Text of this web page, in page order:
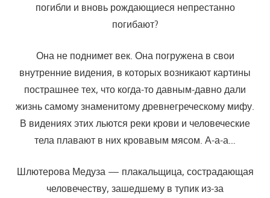
погибли и вновь рождающиеся непрестанно
погибают?
Она не поднимет век. Она погружена в свои
внутренние видения, в которых возникают картины
пострашнее тех, что когда-то давным-давно дали
жизнь самому знаменитому древнегреческому мифу.
В видениях этих льются реки крови и человеческие
тела плавают в них кровавым мясом. А-а-а…
Шлютерова Медуза — плакальщица, сострадающая
человечеству, зашедшему в тупик из-за